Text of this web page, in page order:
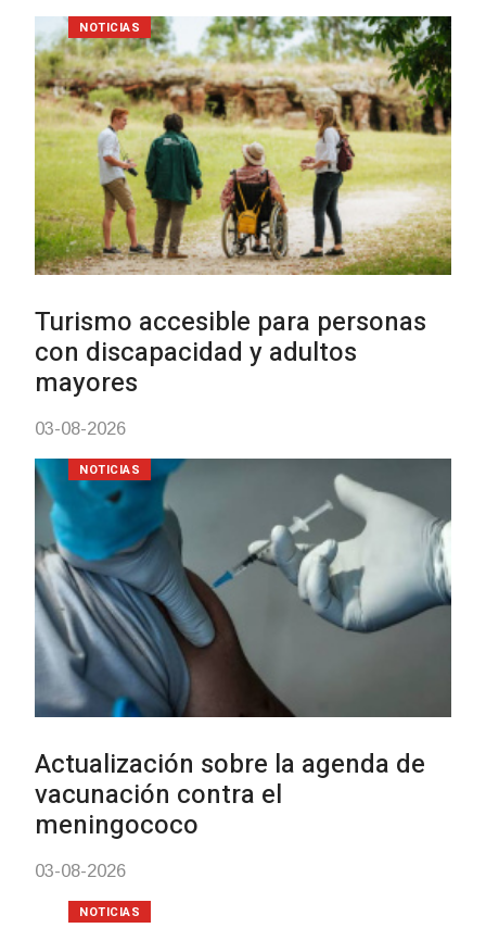
Turismo accesible para personas
con discapacidad y adultos
mayores
03-08-2026
NOTICIAS
Actualización sobre la agenda de
vacunación contra el
meningococo
03-08-2026
NOTICIAS
NOTICIAS